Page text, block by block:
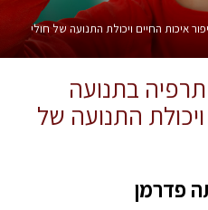
איכות החיים ויכולת התנועה של חולי
בתנועה
התנועה של
פדרמן